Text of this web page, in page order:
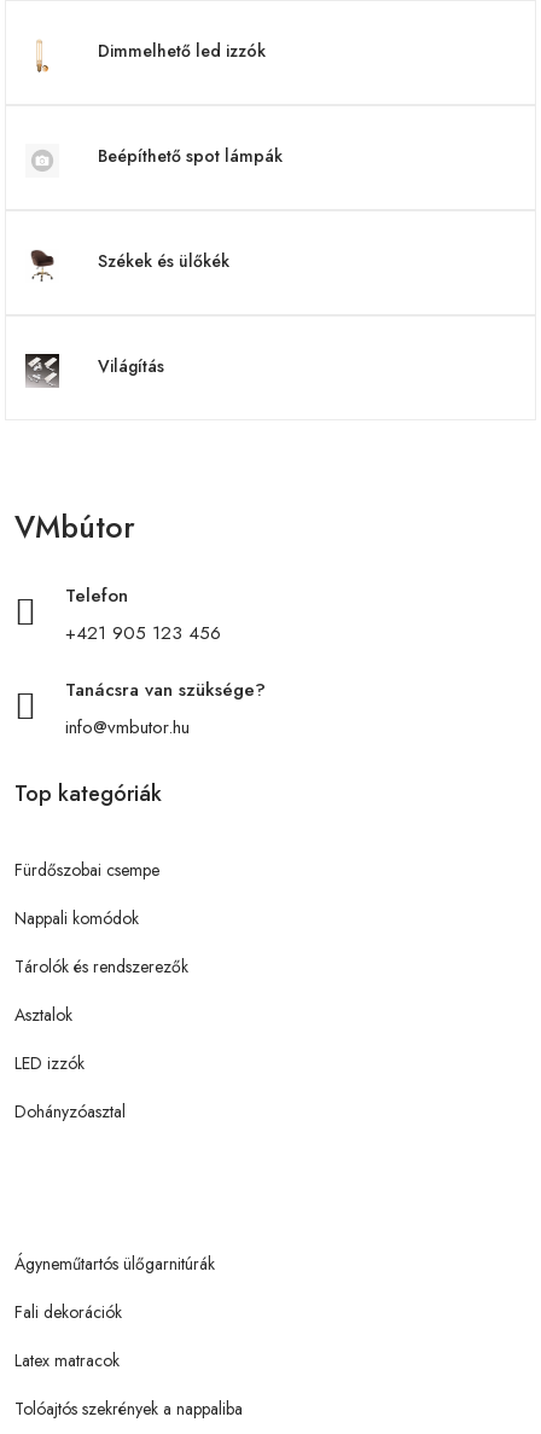
Dimmelhető led izzók
Beépíthető spot lámpák
Székek és ülőkék
Világítás
VMbútor
Telefon
+421 905 123 456
Tanácsra van szüksége?
info@vmbutor.hu
Top kategóriák
Fürdőszobai csempe
Nappali komódok
Tárolók és rendszerezők
Asztalok
LED izzók
Dohányzóasztal
Ágyneműtartós ülőgarnitúrák
Fali dekorációk
Latex matracok
Tolóajtós szekrények a nappaliba